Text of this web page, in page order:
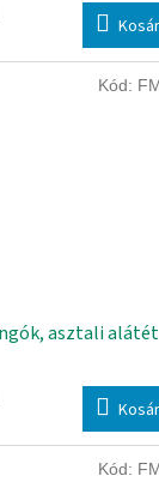
asztali alátét
Kód:
Kód: